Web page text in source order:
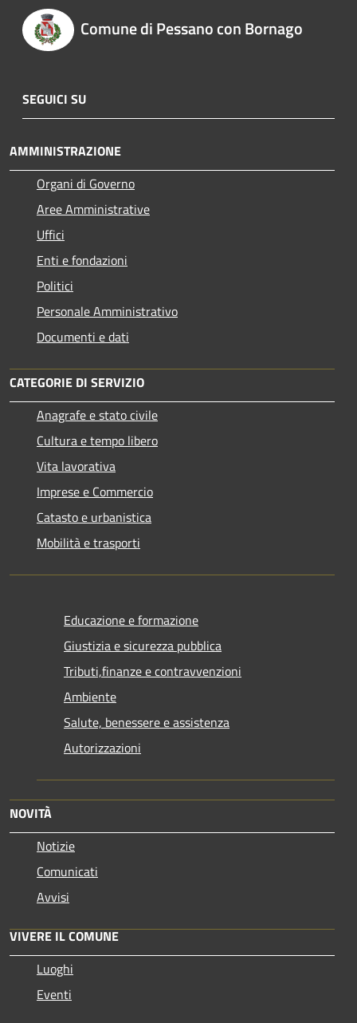
Comune di Pessano con Bornago
SEGUICI SU
AMMINISTRAZIONE
Organi di Governo
Aree Amministrative
Uffici
Enti e fondazioni
Politici
Personale Amministrativo
Documenti e dati
CATEGORIE DI SERVIZIO
Anagrafe e stato civile
Cultura e tempo libero
Vita lavorativa
Imprese e Commercio
Catasto e urbanistica
Mobilità e trasporti
Educazione e formazione
Giustizia e sicurezza pubblica
Tributi,finanze e contravvenzioni
Ambiente
Salute, benessere e assistenza
Autorizzazioni
NOVITÀ
Notizie
Comunicati
Avvisi
VIVERE IL COMUNE
Luoghi
Eventi